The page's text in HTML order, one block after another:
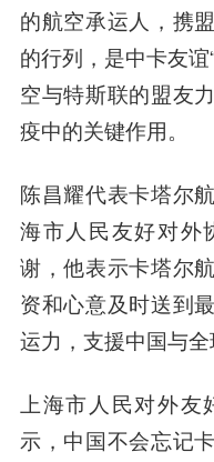
的航空承运人，携
的行列，是中卡友
空与特斯联的盟友
疫中的关键作用。
陈昌耀代表卡塔尔
海市人民友好对外
谢，他表示卡塔尔
资和心意及时送到
运力，支援中国与全
上海市人民对外
示，中国不会忘记